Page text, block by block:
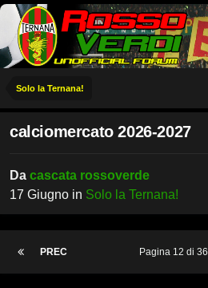
Solo la Ternana!
calciomercato 2026-2027
Da cascata rossoverde
17 Giugno in Solo la Ternana!
PREC Pagina 12 di 36